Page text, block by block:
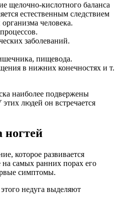
щелочно-кислотного баланса
естественным следствием
человека.
заболеваний.
пищевода.
в нижних конечностях и т.
наиболее подвержены
людей он встречается
которое развивается
самых ранних порах его
симптомы.
недуга выделяют